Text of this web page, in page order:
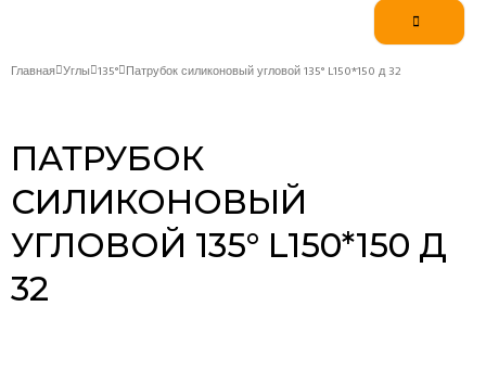
Главная Углы 135° Патрубок силиконовый угловой 135° L150*150 д 32
ПАТРУБОК
СИЛИКОНОВЫЙ
УГЛОВОЙ 135° L150*150 Д
32